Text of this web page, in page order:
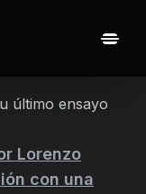
último ensayo
Lorenzo
con una